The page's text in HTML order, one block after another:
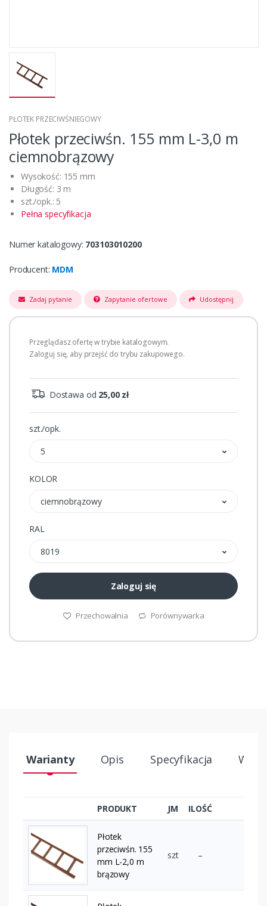
PŁOTEK PRZECIWŚNIEGOWY
Płotek przeciwśn. 155 mm L-3,0 m
ciemnobrązowy
Wysokość: 155 mm
Długość: 3 m
szt./opk.: 5
Pełna specyfikacja
Numer katalogowy: 703103010200
Producent: MDM
Zadaj pytanie Zapytanie ofertowe Udostępnij
Przeglądasz ofertę w trybie katalogowym.
Zaloguj się, aby przejść do trybu zakupowego.
Dostawa od 25,00 zł
szt./opk.
5
KOLOR
ciemnobrązowy
RAL
8019
Zaloguj się
Przechowalnia Porównywarka
Warianty Opis Specyfikacja
PRODUKT JM ILOŚĆ
Płotek
przeciwśn. 155
mm L-2,0 m
brązowy
szt –